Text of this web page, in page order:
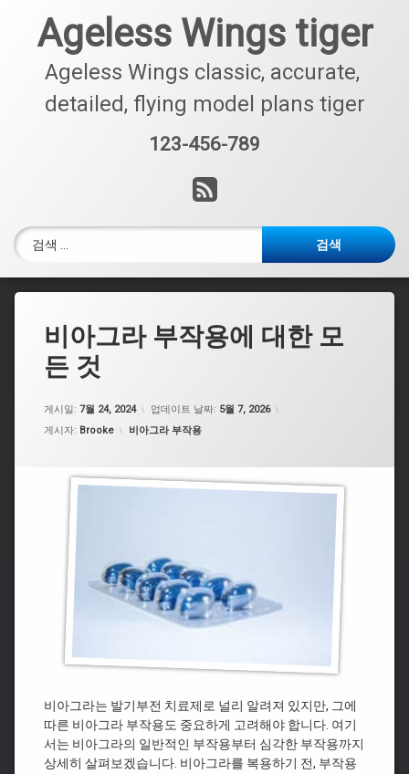
Ageless Wings tiger
Ageless Wings classic, accurate,
detailed, flying model plans tiger
123-456-789
RSS
비아그라 부작용에 대한 모
든 것
게시일: 7월 24, 2024 업데이트 날짜: 5월 7, 2026
게시자: Brooke 카테고리:
비아그라 부작용
비아그라는 발기부전 치료제로 널리 알려져 있지만, 그에
따른 비아그라 부작용도 중요하게 고려해야 합니다. 여기
서는 비아그라의 일반적인 부작용부터 심각한 부작용까지
상세히 살펴보겠습니다. 비아그라를 복용하기 전, 부작용